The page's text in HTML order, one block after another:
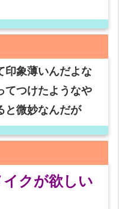
印象薄いんだよな
てつけたようなや
と微妙なんだが
クが欲しい